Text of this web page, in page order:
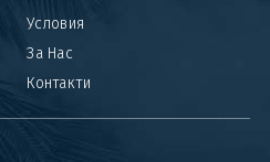
Условия
За Нас
Контакти